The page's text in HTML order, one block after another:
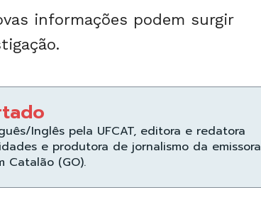
informações podem surgir
Inglês pela UFCAT, editora e redatora
e produtora de jornalismo da emissora
Catalão (GO).